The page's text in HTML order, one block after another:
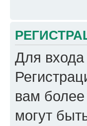
Для
вам
могут